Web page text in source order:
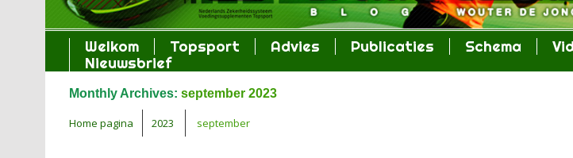
Welkom Topsport Advies Publicaties Schema
Nieuwsbrief
Monthly Archives: september 2023
Home pagina 2023 september